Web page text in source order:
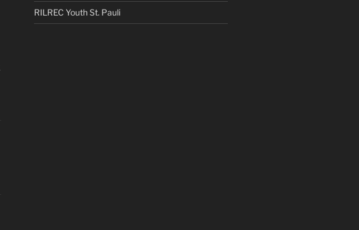
RILREC Youth St. Pauli